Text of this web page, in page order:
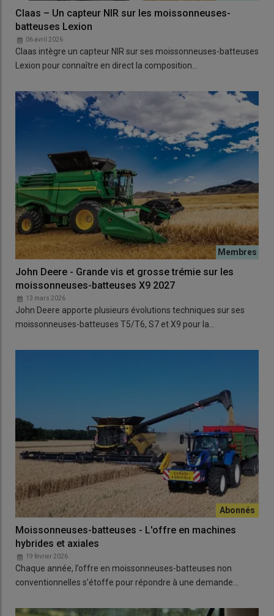
Claas – Un capteur NIR sur les moissonneuses-
batteuses Lexion
06 avril 2026
Claas intègre un capteur NIR sur ses moissonneuses-batteuses
Lexion pour connaître en direct la composition…
John Deere - Grande vis et grosse trémie sur les
moissonneuses-batteuses X9 2027
13 mars 2026
John Deere apporte plusieurs évolutions techniques sur ses
moissonneuses-batteuses T5/T6, S7 et X9 pour la…
Moissonneuses-batteuses - L'offre en machines
hybrides et axiales
19 février 2026
Chaque année, l’offre en moissonneuses-batteuses non
conventionnelles s’étoffe pour répondre à une demande…